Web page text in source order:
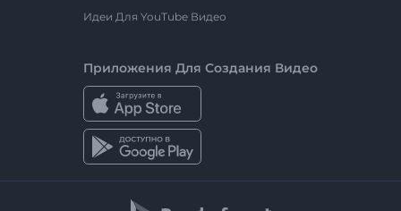
Идеи Для YouTube Видео
Приложения Для Создания Видео